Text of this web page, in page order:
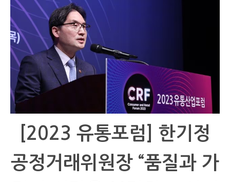
[2023 유통포럼] 한기정
공정거래위원장 “품질과 가